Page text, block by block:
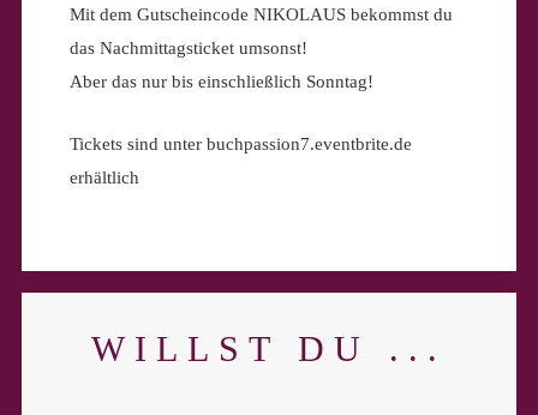
Mit dem Gutscheincode NIKOLAUS bekommst du
das Nachmittagsticket umsonst!
Aber das nur bis einschließlich Sonntag!
Tickets sind unter buchpassion7.eventbrite.de
erhältlich
WILLST DU ...